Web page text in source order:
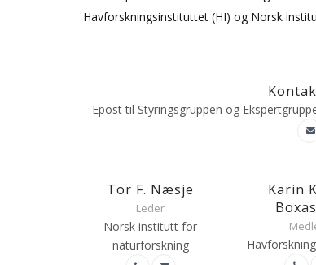
Havforskningsinstituttet (HI) og Norsk
Epost til Styringsgruppen og
Tor F. Næsje
Leder
Norsk institutt for
naturforskning
Karin